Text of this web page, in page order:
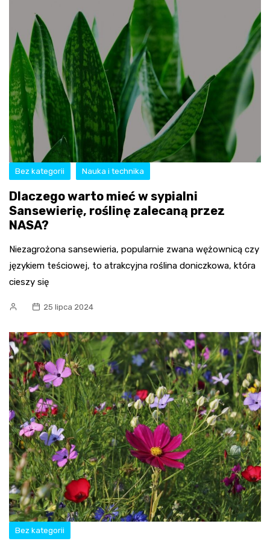
Bez kategorii Nauka i technika
Dlaczego warto mieć w sypialni
Sansewierię, roślinę zalecaną przez
NASA?
Niezagrożona sansewieria, popularnie zwana wężownicą czy
językiem teściowej, to atrakcyjna roślina doniczkowa, która
cieszy się
25 lipca 2024
Bez kategorii